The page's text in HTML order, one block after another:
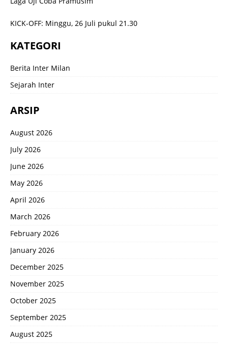
KICK-OFF: Minggu, 26 Juli pukul 21.30
KATEGORI
Berita Inter Milan
Sejarah Inter
ARSIP
August 2026
July 2026
June 2026
May 2026
April 2026
March 2026
February 2026
January 2026
December 2025
November 2025
October 2025
September 2025
August 2025